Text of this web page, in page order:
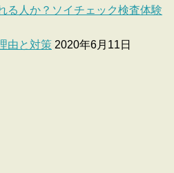
る人か？ソイチェック検査体験
由と対策 2020年6月11日